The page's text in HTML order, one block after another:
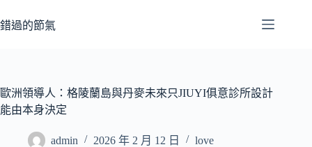
至
容
錯過的節氣
歐洲領導人：格陵蘭島與丹麥未來只JIUYI俱意診所設計
能由本身決定
admin 2026 年 2 月 12 日 love